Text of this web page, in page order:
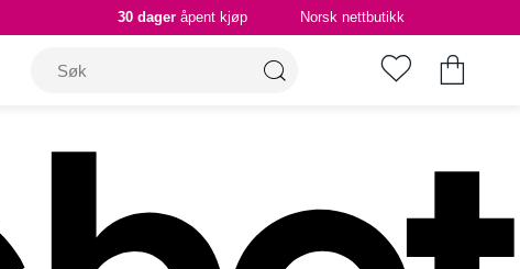
30 dager åpent kjøp Norsk nettbutikk